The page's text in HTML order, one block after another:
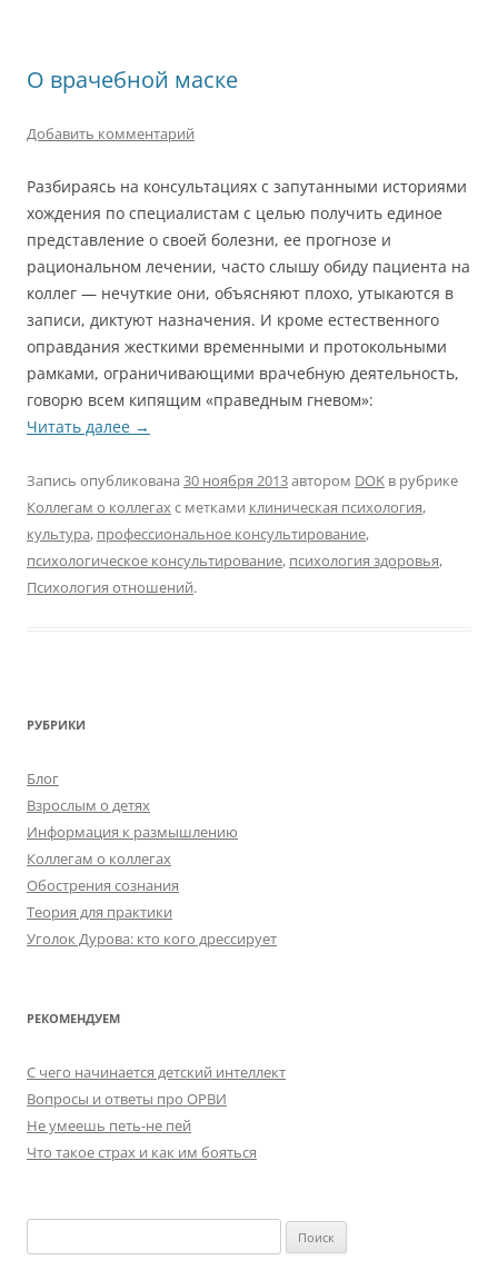
О врачебной маске
Добавить комментарий
Разбираясь на консультациях с запутанными историями
хождения по специалистам с целью получить единое
представление о своей болезни, ее прогнозе и
рациональном лечении, часто слышу обиду пациента на
коллег — нечуткие они, объясняют плохо, утыкаются в
записи, диктуют назначения. И кроме естественного
оправдания жесткими временными и протокольными
рамками, ограничивающими врачебную деятельность,
говорю всем кипящим «праведным гневом»:
Читать далее →
Запись опубликована 30 ноября 2013автором DOK в рубрике
Коллегам о коллегахс метками клиническая психология,
культура, профессиональное консультирование,
психологическое консультирование, психология здоровья,
Психология отношений.
РУБРИКИ
Блог
Взрослым о детях
Информация к размышлению
Коллегам о коллегах
Обострения сознания
Теория для практики
Уголок Дурова: кто кого дрессирует
РЕКОМЕНДУЕМ
C чего начинается детский интеллект
Вопросы и ответы про ОРВИ
Не умеешь петь-не пей
Что такое страх и как им бояться